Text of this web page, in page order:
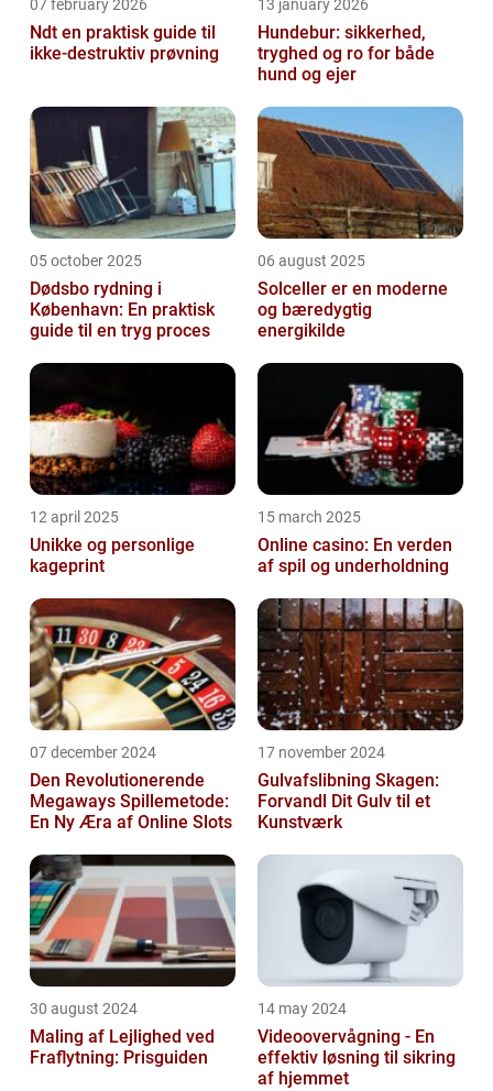
07 february 2026
Ndt en praktisk guide til
ikke-destruktiv prøvning
13 january 2026
Hundebur: sikkerhed,
tryghed og ro for både
hund og ejer
05 october 2025
Dødsbo rydning i
København: En praktisk
guide til en tryg proces
06 august 2025
Solceller er en moderne
og bæredygtig
energikilde
12 april 2025
Unikke og personlige
kageprint
15 march 2025
Online casino: En verden
af spil og underholdning
07 december 2024
Den Revolutionerende
Megaways Spillemetode:
En Ny Æra af Online Slots
17 november 2024
Gulvafslibning Skagen:
Forvandl Dit Gulv til et
Kunstværk
30 august 2024
Maling af Lejlighed ved
Fraflytning: Prisguiden
14 may 2024
Videoovervågning - En
effektiv løsning til sikring
af hjemmet